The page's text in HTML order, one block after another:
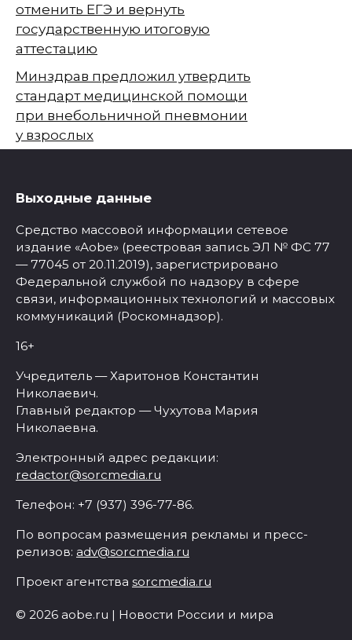
отменить ЕГЭ и вернуть
государственную итоговую
аттестацию
Минздрав предложил утвердить
стандарт медицинской помощи
при внебольничной пневмонии
у взрослых
Выходные данные
Средство массовой информации сетевое
издание «Aobe» (реестровая запись ЭЛ № ФС 77
— 77045 от 20.11.2019), зарегистрировано
Федеральной службой по надзору в сфере
связи, информационных технологий и массовых
коммуникаций (Роскомнадзор).
16+
Учредитель — Харитонов Константин
Николаевич.
Главный редактор — Чухутова Мария
Николаевна.
Электронный адрес редакции:
redactor@sorcmedia.ru
Телефон: +7 (937) 396-77-86.
По вопросам размещения рекламы и пресс-
релизов: adv@sorcmedia.ru
Проект агентства sorcmedia.ru
© 2026 aobe.ru | Новости России и мира